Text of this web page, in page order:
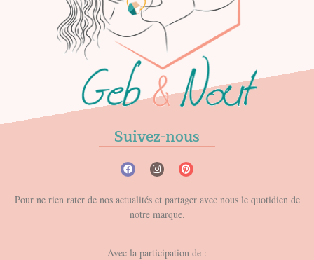
Suivez-nous
Pour ne rien rater de nos actualités et partager avec nous le quotidien de
notre marque.
Avec la participation de :